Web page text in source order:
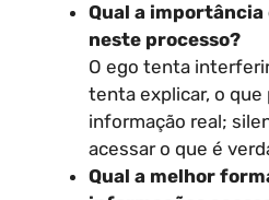
Qual a importância
neste processo?
O ego tenta
tenta explicar, o que
informação real;
acessar o que é
Qual a melhor